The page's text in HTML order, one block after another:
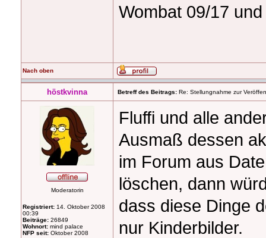
Wombat 09/17
Nach oben
höstkvinna Betreff des Beitrags: Re: Stellungnahme zur
Moderatorin
Registriert: 14. Oktober 2008
00:39
Beiträge: 26849
Wohnort: mind palace
NFP seit: Oktober 2008
Fluffi und alle
Ausmaß dessen
im Forum aus
löschen, dann
dass diese Dinge
nur Kinderbilder.